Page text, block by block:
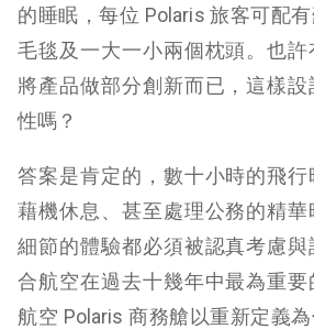
的睡眠，每位 Polaris 旅客可配
毛毯及一大一小兩個枕頭。也
將產品做部分創新而已，這樣
性嗎？
答案是肯定的，數十小時的飛
藉機休息、甚至處理公務的精
細節的體驗都必須被認真考慮
合航空在過去十幾年中最為重
航空 Polaris 商務艙以重新定義